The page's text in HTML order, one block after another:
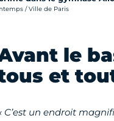
/ Ville de Paris
le
et
C’est un endroit